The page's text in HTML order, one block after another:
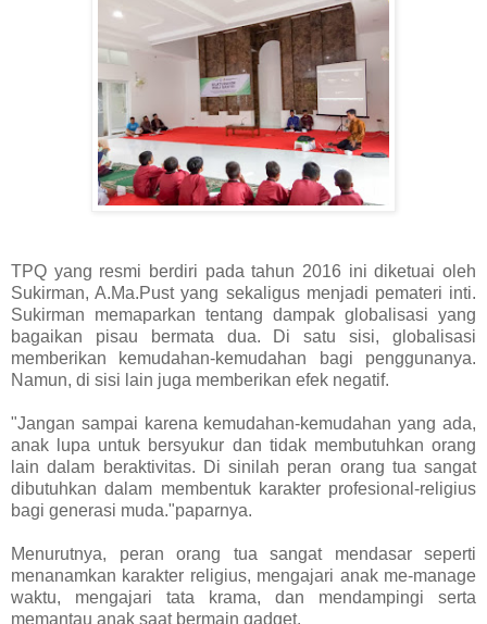
TPQ yang resmi berdiri pada tahun 2016 ini diketuai oleh
Sukirman, A.Ma.Pust yang sekaligus menjadi pemateri inti.
Sukirman memaparkan tentang dampak globalisasi yang
bagaikan pisau bermata dua. Di satu sisi, globalisasi
memberikan kemudahan-kemudahan bagi penggunanya.
Namun, di sisi lain juga memberikan efek negatif.
"Jangan sampai karena kemudahan-kemudahan yang ada,
anak lupa untuk bersyukur dan tidak membutuhkan orang
lain dalam beraktivitas. Di sinilah peran orang tua sangat
dibutuhkan dalam membentuk karakter profesional-religius
bagi generasi muda."paparnya.
Menurutnya, peran orang tua sangat mendasar seperti
menanamkan karakter religius, mengajari anak me-manage
waktu, mengajari tata krama, dan mendampingi serta
memantau anak saat bermain gadget.